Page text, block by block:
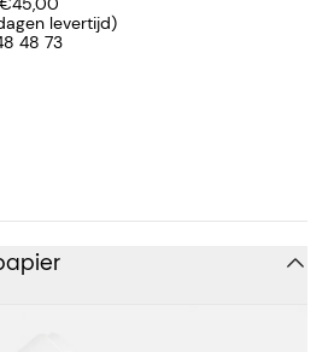
levertijd)
48 73